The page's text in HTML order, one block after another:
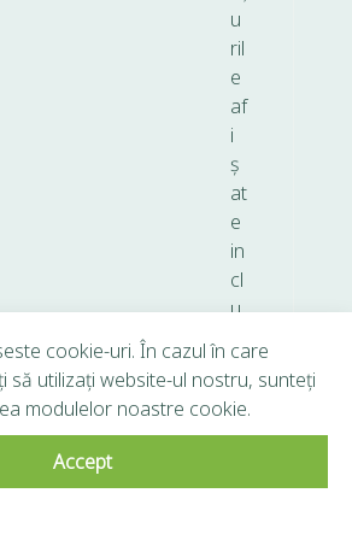
u
ril
e
af
i
ș
at
e
in
cl
u
T
V
A.
Verde - Toate drepturile
cookie-uri. În cazul în care
să utilizați website-ul nostru, sunteți
modulelor noastre cookie.
Accept